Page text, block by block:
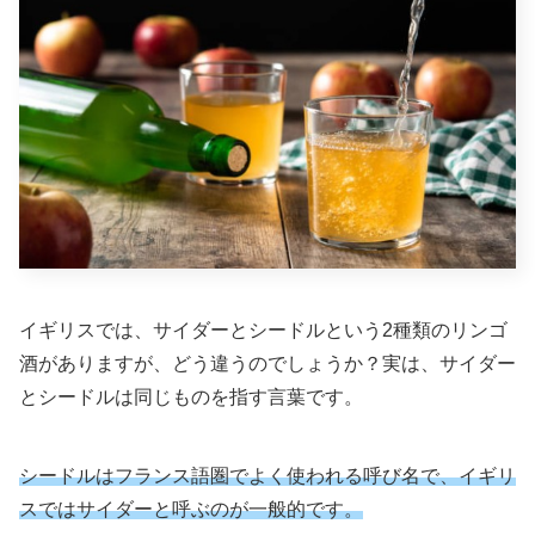
イギリスでは、サイダーとシードルという2種類のリンゴ
酒がありますが、どう違うのでしょうか？実は、サイダー
とシードルは同じものを指す言葉です。
シードルはフランス語圏でよく使われる呼び名で、イギリ
スではサイダーと呼ぶのが一般的です。